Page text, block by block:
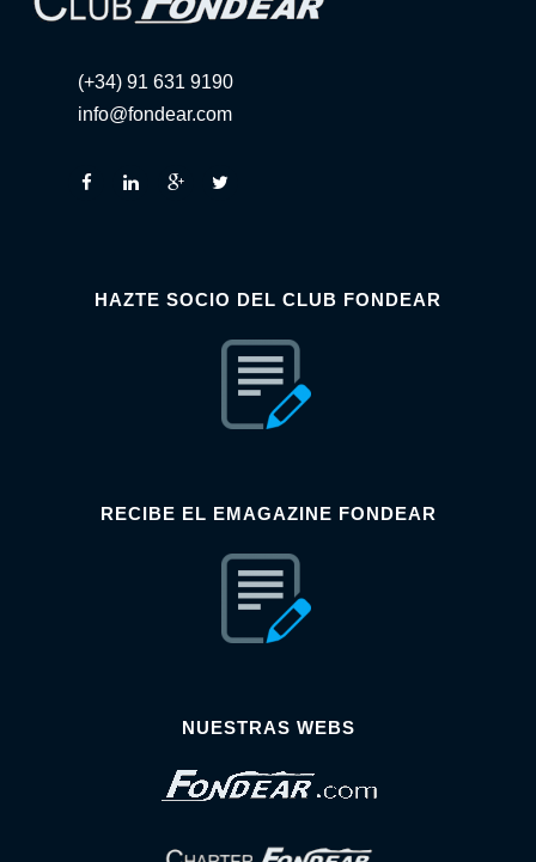
(+34) 91 631 9190
info@fondear.com
HAZTE SOCIO DEL CLUB FONDEAR
RECIBE EL EMAGAZINE FONDEAR
NUESTRAS WEBS